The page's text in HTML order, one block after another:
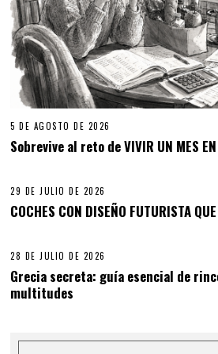
5 DE AGOSTO DE 2026
Sobrevive al reto de VIVIR UN MES EN
29 DE JULIO DE 2026
COCHES CON DISEÑO FUTURISTA
28 DE JULIO DE 2026
Grecia secreta: guía esencial de
multitudes